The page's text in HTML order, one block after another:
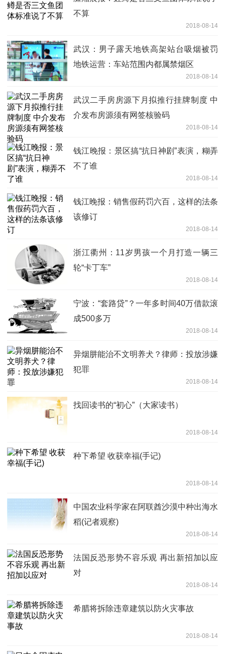
不算
2018-08-14
武汉：男子露天地铁高架站台吸烟被罚
地铁运营：车站范围内都属禁烟区
2018-08-14
武汉二手房房源下月拟推行挂牌制度 中
介发布房源须有网签核验码
2018-08-14
钱江晚报：景区搞“抗日神剧”表演，糊弄
不了谁
2018-08-14
钱江晚报：销售假药罚六百，这样的法条
该修订
2018-08-14
浙江衢州：11岁男孩一个月打造一辆三
轮“卡丁车”
2018-08-14
宁波：“套路贷”？一年多时间40万借款滚
成500多万
2018-08-14
异烟肼能治不文明养犬？律师：投放涉嫌
犯罪
2018-08-14
找回读书的“初心”（大家读书）
2018-08-14
种下希望 收获幸福(手记)
2018-08-14
中国农业科学家在阿联酋沙漠中种出海水
稻(记者观察)
2018-08-14
法国反恐形势不容乐观 再出新招加以应
对
2018-08-14
希腊将拆除违章建筑以防火灾事故
2018-08-14